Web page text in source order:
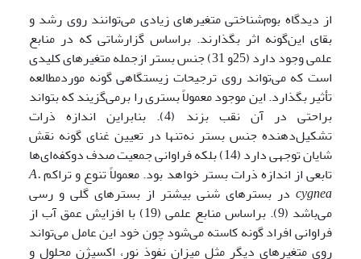
از دیدگاه بوم‌شناختی متغیرهای زیادی می‌توانند روی رشد و
بقای این‌گونه اثر بگذارند. براساس گزارشاتی که در منابع
علمی وجود دارد (25و 31) جنس بستر ازجمله متغیرهای کلیدی
است که می‌تواند روی ترجیحات زیستگاهی گونه موردمطالعه
تأثیر بگذارد. این موجود معمولاً بستری را برمی‌گزیند که بتواند
براحتی در آن نقب بزند (4). بنابراین اندازه ذرات
تشکیل‌دهنده جنس بستر نه‌تنها در تعیین غنای گونه نقش
شایان توجهی دارد (14) بلکه فراوانی جمعیت صدف دوکفه‌ای‌ها
تابعی از اندازه ذرات بستر خواهد بود. معمولاً تنوع و تراکمA.
cygnea در بسترهای شنی بیشتر از بسترهای گلی و رسی
می‌باشد (9). براساس منابع علمی (19) با افزایش عمق آب از
فراوانی افراد گونه کاسته می‌شود چون خود این عامل می‌تواند
روی متغیرهای دیگر مثل میزان نفوذ نور، اکسیژن محلول و